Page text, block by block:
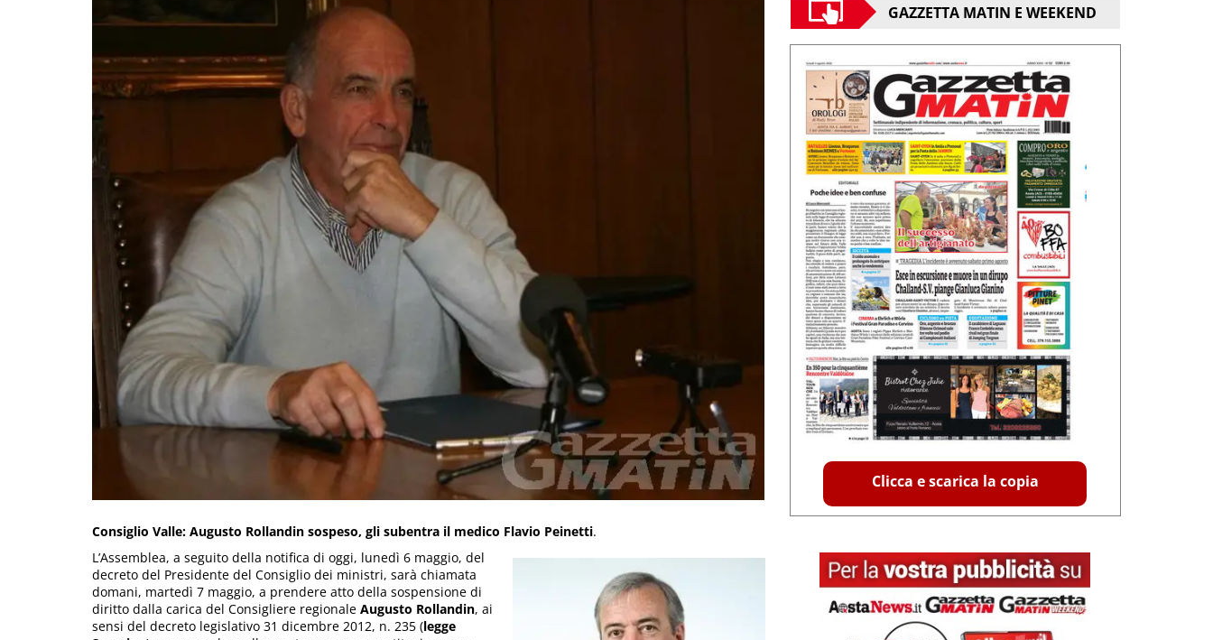
Consiglio Valle: Augusto Rollandin sospeso, gli subentra il medico Flavio Peinetti.
L’Assemblea, a seguito della notifica di oggi, lunedì 6 maggio, del
decreto del Presidente del Consiglio dei ministri, sarà chiamata
domani, martedì 7 maggio, a prendere atto della sospensione di
diritto dalla carica del Consigliere regionale Augusto Rollandin, ai
sensi del decreto legislativo 31 dicembre 2012, n. 235 (legge
GAZZETTA MATIN E WEEKEND
Clicca e scarica la copia